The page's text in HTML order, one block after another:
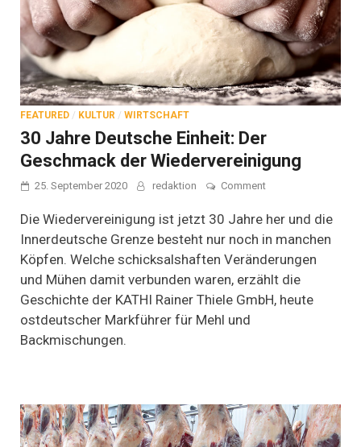
FEATURED / KULTUR / WIRTSCHAFT
30 Jahre Deutsche Einheit: Der
Geschmack der Wiedervereinigung
25. September 2020 redaktion Commenton
Jahre
Einheit:
Der
der
Wiedervereinigung
Die Wiedervereinigung ist jetzt 30 Jahre her und die
Innerdeutsche Grenze besteht nur noch in manchen
Köpfen. Welche schicksalshaften Veränderungen
und Mühen damit verbunden waren, erzählt die
Geschichte der KATHI Rainer Thiele GmbH, heute
ostdeutscher Markführer für Mehl und
Backmischungen.